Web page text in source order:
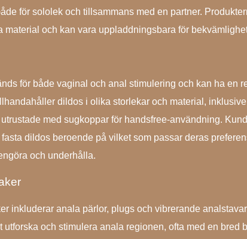
för sololek och tillsammans med en partner.
material och kan vara uppladdningsbara för
för både vaginal och anal stimulering och kan ha en
dildos i olika storlekar och material,
med sugkoppar för handsfree-användning.
dildos beroende på vilket som passar deras
och underhålla.
inkluderar anala pärlor, plugs och vibrerande
utforska och stimulera anala regionen, ofta med en bred